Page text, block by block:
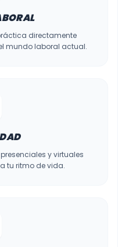
directamente
mundo laboral actual.
y virtuales
tu ritmo de vida.